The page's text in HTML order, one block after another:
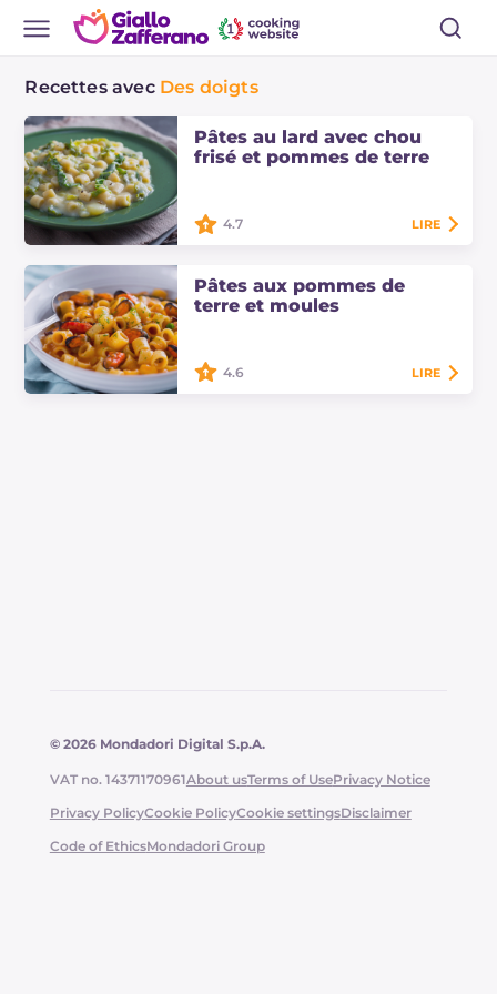
Recettes avec Des doigts
Pâtes au lard avec chou
frisé et pommes de terre
pommes de terre sont un plat
principal riche avec une sauce
crémeuse, parfait pour les froides
4.7 LIRE
Pâtes aux pommes de
terre et moules
4.6 LIRE
© 2026 Mondadori Digital S.p.A.
VAT no. 14371170961About usTerms of UsePrivacy Notice
Privacy PolicyCookie PolicyCookie settingsDisclaimer
Code of EthicsMondadori Group